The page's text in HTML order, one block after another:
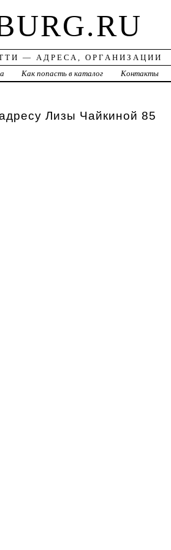
— АДРЕСА, ОРГАНИЗАЦИИ
Как попасть в каталог Контакты
Лизы Чайкиной 85